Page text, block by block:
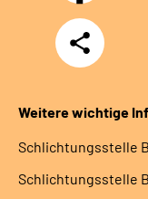
Teilen
Weitere wichtige
Schlich­tungs­stel­le
Schlich­tungs­stel­le